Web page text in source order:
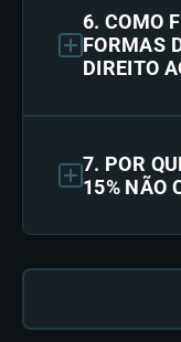
6. COMO
FORMAS
DIREITO
7. POR
15% NÃO